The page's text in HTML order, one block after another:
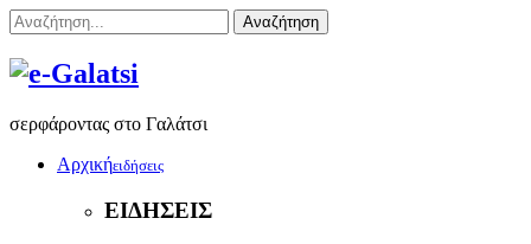
Αναζήτηση
σερφάροντας στο Γαλάτσι
Αρχικήειδήσεις
ΕΙΔΗΣΕΙΣ